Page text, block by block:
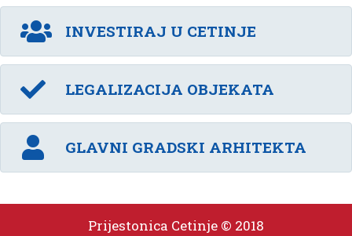
INVESTIRAJ U CETINJE
LEGALIZACIJA OBJEKATA
GLAVNI GRADSKI ARHITEKTA
Prijestonica Cetinje © 2018